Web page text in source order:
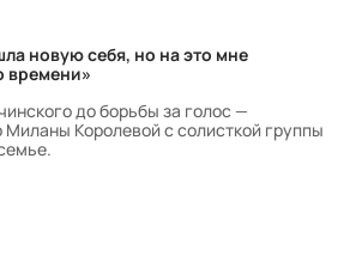
новую себя, но на это мне
времени»
до борьбы за голос —
Миланы Королевой с солисткой группы